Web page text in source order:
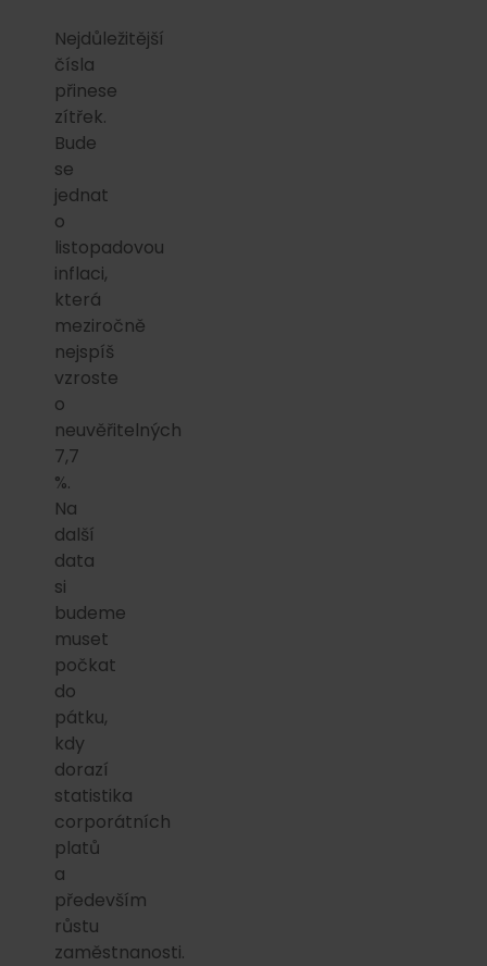
Nejdůležitější
čísla
přinese
zítřek.
Bude
se
jednat
o
listopadovou
inflaci,
která
meziročně
nejspíš
vzroste
o
neuvěřitelných
7,7
%.
Na
další
data
si
budeme
muset
počkat
do
pátku,
kdy
dorazí
statistika
corporátních
platů
a
především
růstu
zaměstnanosti.